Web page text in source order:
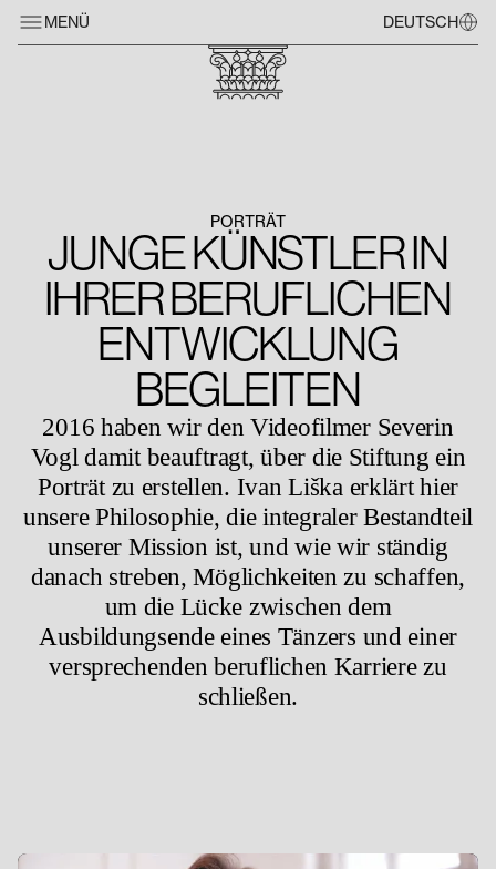
MENÜ DEUTSCH
PORTRÄT
JUNGE KÜNSTLER IN
IHRER BERUFLICHEN
ENTWICKLUNG
BEGLEITEN
2016 haben wir den Videofilmer Severin
Vogl damit beauftragt, über die Stiftung ein
Porträt zu erstellen. Ivan Liška erklärt hier
unsere Philosophie, die integraler Bestandteil
unserer Mission ist, und wie wir ständig
danach streben, Möglichkeiten zu schaffen,
um die Lücke zwischen dem
Ausbildungsende eines Tänzers und einer
versprechenden beruflichen Karriere zu
schließen.